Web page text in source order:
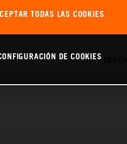
TODAS LAS COOKIES
DE COOKIES